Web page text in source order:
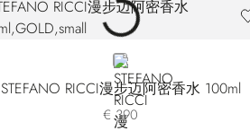
GOLD
STEFANO RICCI漫步迈阿密香水 100ml
€ 390